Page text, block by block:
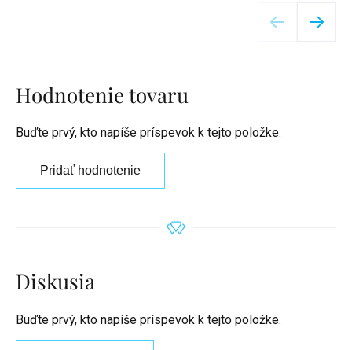
Hodnotenie tovaru
Buďte prvý, kto napíše príspevok k tejto položke.
Pridať hodnotenie
Diskusia
Buďte prvý, kto napíše príspevok k tejto položke.